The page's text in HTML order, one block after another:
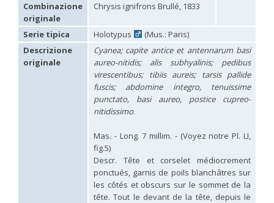
Hedychridium carmelitanum
Mercet, 1915
Hedychridium caucasium irregulare
Hedychridium chloropygumBuysson, 1888
Hedychridium chloropygum densumLinsenmaier, 1959
Hedychridium chloropygum spatiumLinsenmaier, 1959
Hedychridium coriaceum
(Dahlbom, 1854)
Linsenmaier, 1959
(Dahlbom, 1845)
Linsenmaier, 1987
Linsenmaier, 1959
Buysson, 1887
Hedychridium elegantulum peloponnense
Linsenmaier, 1968[E]
Strumia, 2003
[E]
Linsenmaier, 1993
Combinazione
originale
Chrysis ignifrons Brullé, 1833
Serie tipica Holotypus
(Mus.: Paris)
Descrizione
originale
Cyanea; capite antice et antennarum basi
aureo-nitidis; alis subhyalinis; pedibus
virescentibus; tibiis aureis; tarsis pallide
fuscis; abdomine integro, tenuissime
punctato, basi aureo, postice cupreo-
nitidissimo.
Mas. - Long. 7 millim. - (Voyez notre Pl. LI,
fig.5)
Descr. Tête et corselet médiocrement
ponctués, garnis de poils blanchâtres sur
les côtés et obscurs sur le sommet de la
tête. Tout le devant de la tête, depuis le